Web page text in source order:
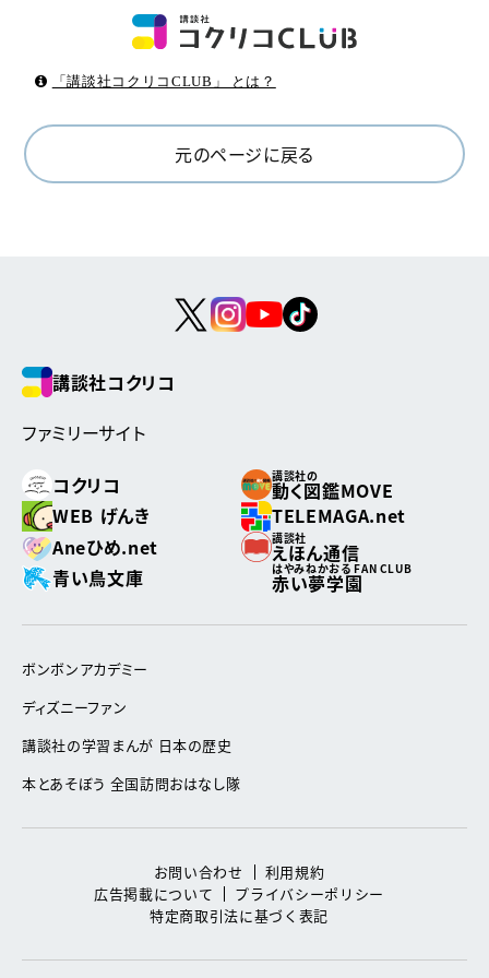
「講談社コクリコCLUB」 とは？
元のページに戻る
講談社コクリコ
ファミリーサイト
コクリコ
講談社の
動く図鑑MOVE
WEB げんき
TELEMAGA.net
Aneひめ.net
講談社
えほん通信
青い鳥文庫
はやみねかおる FAN CLUB
赤い夢学園
ボンボンアカデミー
ディズニーファン
講談社の学習まんが 日本の歴史
本とあそぼう 全国訪問おはなし隊
お問い合わせ
利用規約
広告掲載について
プライバシーポリシー
特定商取引法に基づく表記